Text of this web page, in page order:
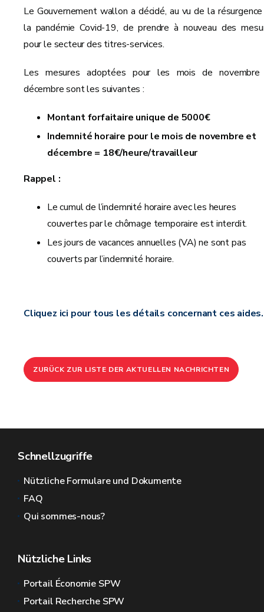
Le Gouvernement wallon a décidé, au vu de la
la pandémie Covid-19, de prendre à nouveau des
pour le secteur des titres-services.
Les mesures adoptées pour les mois de
décembre sont les suivantes :
Montant forfaitaire unique de 5000€
Indemnité horaire pour le mois de novembre et
décembre = 18€/heure/travailleur
Rappel :
Le cumul de l’indemnité horaire avec les heures
couvertes par le chômage temporaire est interdit.
Les jours de vacances annuelles (VA) ne sont pas
couverts par l’indemnité horaire.
Cliquez ici pour tous les détails concernant ces aides.
ZURÜCK ZUR LISTE DER AKTUELLEN NACHRICHTEN
Schnellzugriffe
Nützliche Formulare und Dokumente
FAQ
Qui sommes-nous?
Nützliche Links
Portail Économie SPW
Portail Recherche SPW